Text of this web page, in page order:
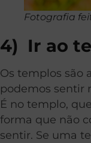
Fotografia
4) Ir ao
Os templos são
podemos sentir
É no templo,
forma que não
sentir. Se uma